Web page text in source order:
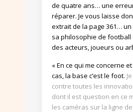
de quatre ans… une
réparer. Je vous laisse
extrait de la page 361… un
sa philosophie de
des acteurs, joueurs ou
« En ce qui me concerne
cas, la base c’est le foot.
contre toutes les
dont il est question en ce
les caméras sur la ligne